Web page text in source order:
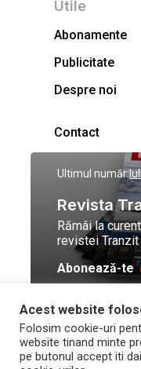
Utile
Abonamente
Publicitate
Despre noi
Contact
Ultimul număr:
Revista
Rămâi la
revistei Tranzit
Abonează-te
© Toate drepturile
rezervate Trafic Media
2026
Acest website
Folosim cookie-uri
website tinand minte
pe butonul accept iti